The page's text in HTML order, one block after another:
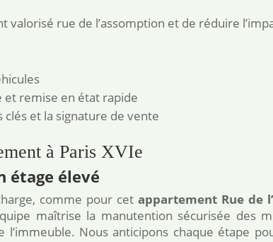
rue de l’assomption et de réduire
et remise en état rapide
et la signature de vente
à Paris XVIe
étage élevé
comme pour cetappartement Rue de
maîtrise la manutention sécurisée des
Nous anticipons chaque étape